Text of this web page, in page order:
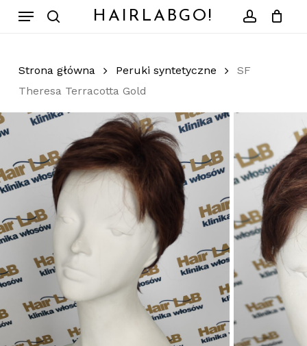
HAIRLABGO!
Menu
Strona główna Peruki syntetyczne
SF
Theresa Terracotta Gold